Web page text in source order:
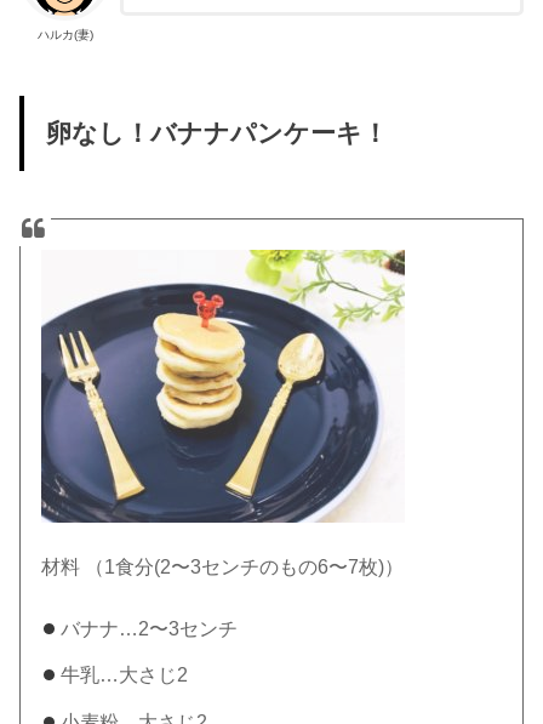
ハルカ(妻)
卵なし！バナナパンケーキ！
材料 （1食分(2〜3センチのもの6〜7枚)）
バナナ…2〜3センチ
牛乳…大さじ2